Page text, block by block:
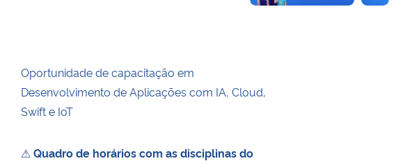
Oportunidade de capacitação em
Desenvolvimento de Aplicações com IA, Cloud,
Swift e IoT
⚠Quadro de horários com as disciplinas do